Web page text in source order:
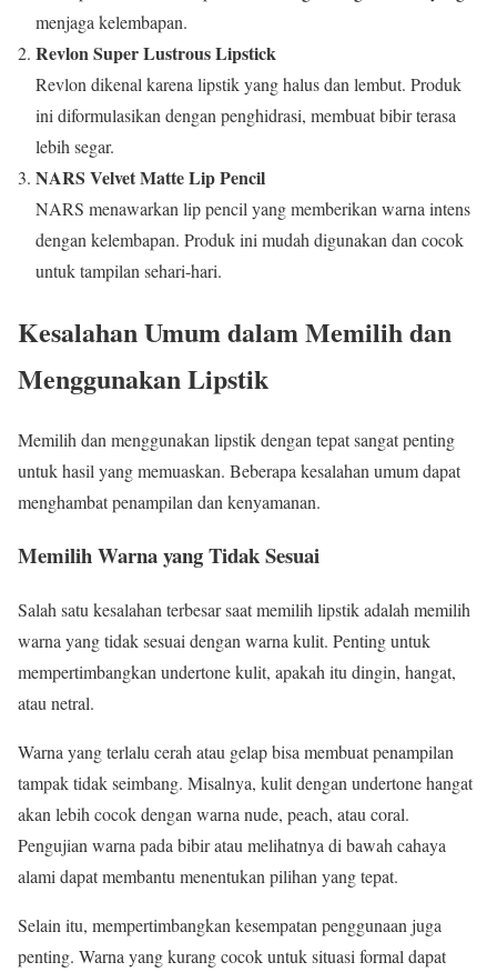
menjaga kelembapan.
Revlon Super Lustrous Lipstick
Revlon dikenal karena lipstik yang halus dan lembut. Produk
ini diformulasikan dengan penghidrasi, membuat bibir terasa
lebih segar.
NARS Velvet Matte Lip Pencil
NARS menawarkan lip pencil yang memberikan warna intens
dengan kelembapan. Produk ini mudah digunakan dan cocok
untuk tampilan sehari-hari.
Kesalahan Umum dalam Memilih dan
Menggunakan Lipstik
Memilih dan menggunakan lipstik dengan tepat sangat penting
untuk hasil yang memuaskan. Beberapa kesalahan umum dapat
menghambat penampilan dan kenyamanan.
Memilih Warna yang Tidak Sesuai
Salah satu kesalahan terbesar saat memilih lipstik adalah memilih
warna yang tidak sesuai dengan warna kulit. Penting untuk
mempertimbangkan undertone kulit, apakah itu dingin, hangat,
atau netral.
Warna yang terlalu cerah atau gelap bisa membuat penampilan
tampak tidak seimbang. Misalnya, kulit dengan undertone hangat
akan lebih cocok dengan warna nude, peach, atau coral.
Pengujian warna pada bibir atau melihatnya di bawah cahaya
alami dapat membantu menentukan pilihan yang tepat.
Selain itu, mempertimbangkan kesempatan penggunaan juga
penting. Warna yang kurang cocok untuk situasi formal dapat